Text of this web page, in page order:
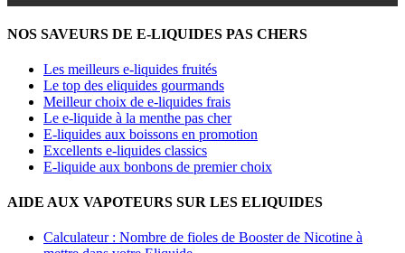
NOS SAVEURS DE E-LIQUIDES PAS CHERS
Les meilleurs e-liquides fruités
Le top des eliquides gourmands
Meilleur choix de e-liquides frais
Le e-liquide à la menthe pas cher
E-liquides aux boissons en promotion
Excellents e-liquides classics
E-liquide aux bonbons de premier choix
AIDE AUX VAPOTEURS SUR LES ELIQUIDES
Calculateur : Nombre de fioles de Booster de Nicotine à